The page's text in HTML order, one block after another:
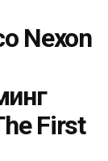
Nexon
First